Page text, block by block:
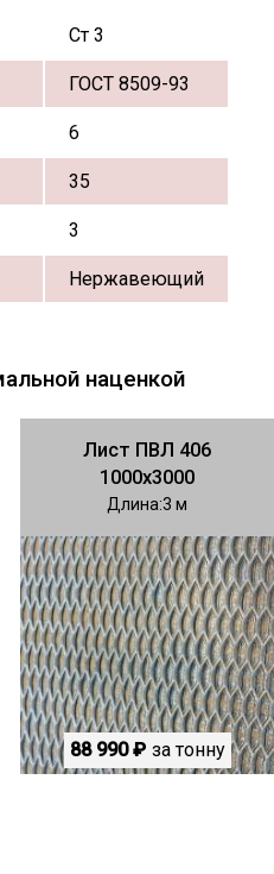
Ст 3
ГОСТ 8509-93
6
35
3
Нержавеющий
наценкой
Лист ПВЛ 406
1000х3000
Длина 3
88 990 ₽ за тонну